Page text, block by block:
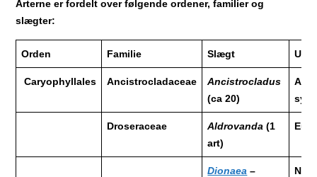
Arterne er fordelt over følgende ordener, familier og
slægter:
Orden Familie Slægt
Caryophyllales Ancistrocladaceae
Ancistrocladus
(ca 20)
Droseraceae Aldrovanda (1
art)
Dionaea –